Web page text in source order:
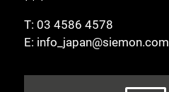
T: 03 4586 4578
E: info_japan@siemon.com